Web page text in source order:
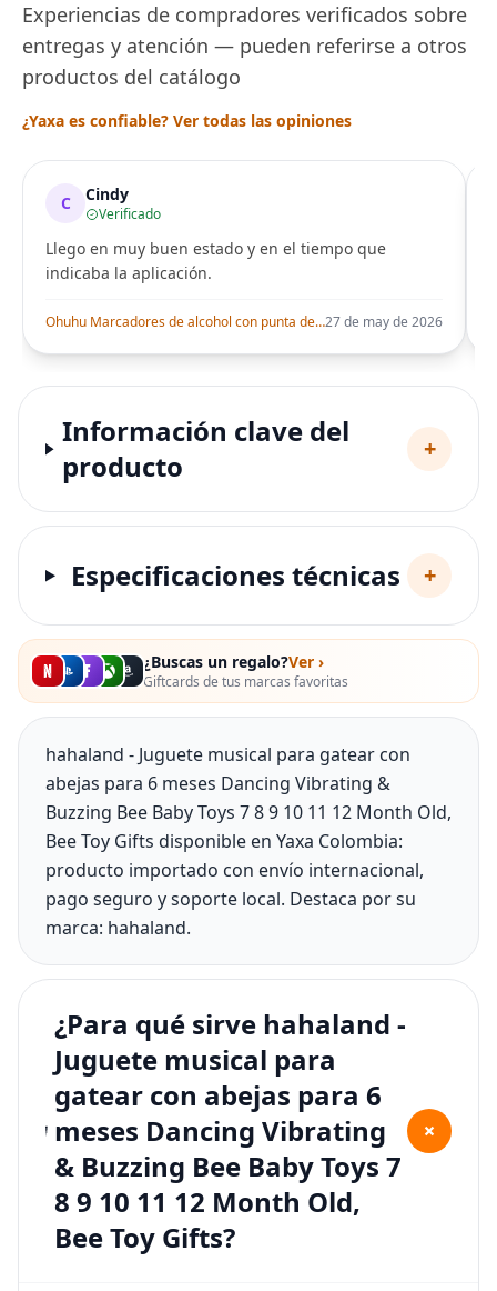
Experiencias de compradores verificados sobre
entregas y atención — pueden referirse a otros
productos del catálogo
¿Yaxa es confiable? Ver todas las opiniones
C Cindy
Verificado
Llego en muy buen estado y en el tiempo que
indicaba la aplicación.
Ohuhu Marcadores de alcohol con punta de pincel – Juego de marcadores artísticos de doble punta con certificación AP para artistas adultos27 de may de 2026
Información clave del
producto
+
Especificaciones técnicas +
¿Buscas un regalo?Ver ›
Giftcards de tus marcas favoritas
hahaland - Juguete musical para gatear con
abejas para 6 meses Dancing Vibrating &
Buzzing Bee Baby Toys 7 8 9 10 11 12 Month Old,
Bee Toy Gifts disponible en Yaxa Colombia:
producto importado con envío internacional,
pago seguro y soporte local. Destaca por su
marca: hahaland.
¿Para qué sirve hahaland -
Juguete musical para
gatear con abejas para 6
meses Dancing Vibrating
& Buzzing Bee Baby Toys 7
8 9 10 11 12 Month Old,
Bee Toy Gifts?
+